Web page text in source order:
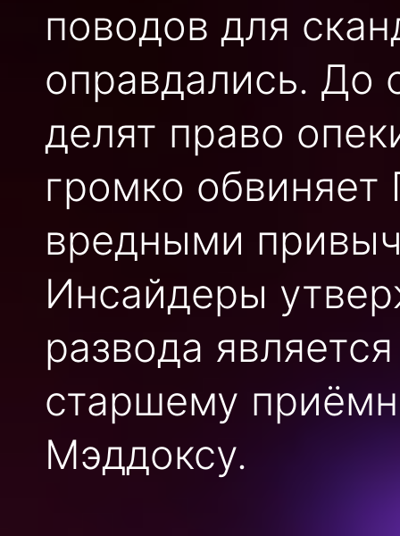
поводов для
оправдались. До
делят право
громко обвиняет
вредными
Инсайдеры
развода
старшему
Мэддоксу.